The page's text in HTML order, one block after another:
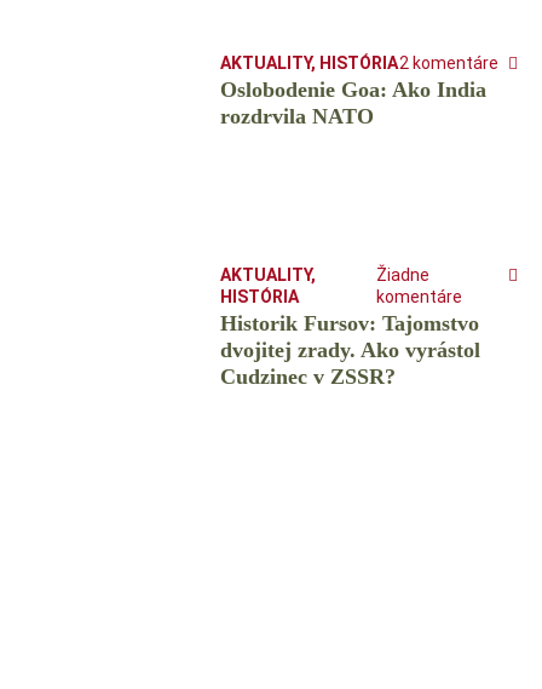
AKTUALITY, HISTÓRIA2 komentáre
Oslobodenie Goa: Ako India
rozdrvila NATO
AKTUALITY,
HISTÓRIA
Žiadne
komentáre
Historik Fursov: Tajomstvo
dvojitej zrady. Ako vyrástol
Cudzinec v ZSSR?